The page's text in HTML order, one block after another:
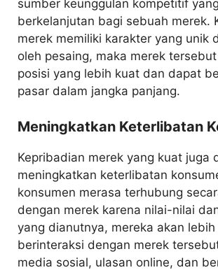
sumber keunggulan kompetitif yang
berkelanjutan bagi sebuah merek.
merek memiliki karakter yang unik
oleh pesaing, maka merek
posisi yang lebih kuat dan dapat
pasar dalam jangka panjang.
Meningkatkan Keterlibatan
Kepribadian merek yang kuat juga
meningkatkan keterlibatan
konsumen merasa terhubung
dengan merek karena nilai-nilai
yang dianutnya, mereka akan
berinteraksi dengan merek
media sosial, ulasan online, dan